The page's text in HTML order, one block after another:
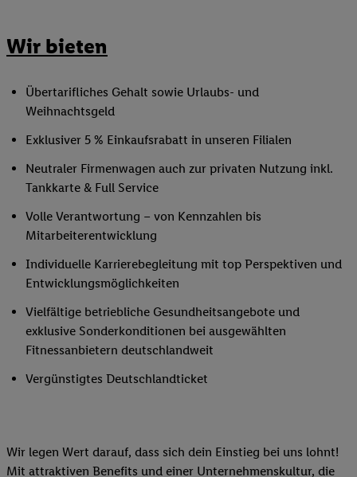
Wir bieten
Übertarifliches Gehalt sowie Urlaubs- und
Weihnachtsgeld
Exklusiver 5 % Einkaufsrabatt in unseren Filialen
Neutraler Firmenwagen auch zur privaten Nutzung inkl.
Tankkarte & Full Service
Volle Verantwortung – von Kennzahlen bis
Mitarbeiterentwicklung
Individuelle Karrierebegleitung mit top Perspektiven und
Entwicklungsmöglichkeiten
Vielfältige betriebliche Gesundheitsangebote und
exklusive Sonderkonditionen bei ausgewählten
Fitnessanbietern deutschlandweit
Vergünstigtes Deutschlandticket
Wir legen Wert darauf, dass sich dein Einstieg bei uns lohnt!
Mit attraktiven Benefits und einer Unternehmenskultur, die